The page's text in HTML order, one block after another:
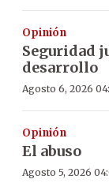
Opinión
Seguridad
desarrollo
Agosto 6, 2026
Opinión
El abuso
Agosto 5, 2026